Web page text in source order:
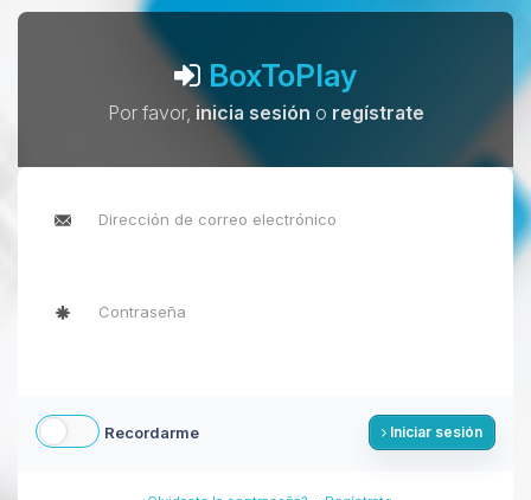
BoxToPlay
Por favor, inicia sesión o regístrate
Recordarme Iniciar sesión